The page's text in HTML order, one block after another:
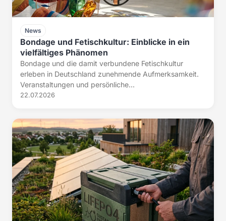
News
Bondage und Fetischkultur: Einblicke in ein
vielfältiges Phänomen
Bondage und die damit verbundene Fetischkultur
erleben in Deutschland zunehmende Aufmerksamkeit.
Veranstaltungen und persönliche...
22.07.2026